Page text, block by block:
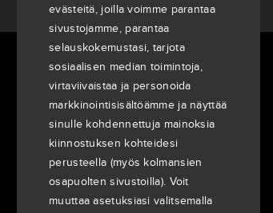
Meistä
Asiakkaat
Uutishuone
Tapahtumat
Tiedotteet
Sijoittajat
evästeitä, joilla voimme parantaa
sivustojamme, parantaa
selauskokemustasi, tarjota
sosiaalisen median toimintoja,
virtaviivaistaa ja personoida
markkinointisisältöämme ja näyttää
sinulle kohdennettuja mainoksia
kiinnostuksen kohteidesi
perusteella (myös kolmansien
osapuolten sivustoilla). Voit
muuttaa asetuksiasi valitsemalla